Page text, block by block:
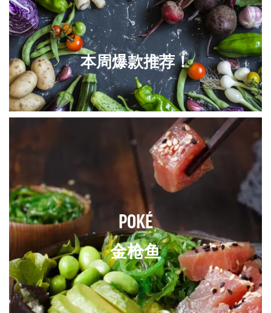
本周爆款推荐！
POKÉ
金枪鱼